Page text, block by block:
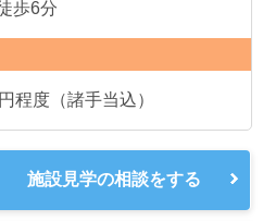
歩6分
程度（諸手当込）
施設見学の相談をする